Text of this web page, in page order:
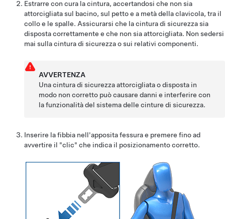
Estrarre con cura la cintura, accertandosi che non sia
attorcigliata sul bacino, sul petto e a metà della clavicola, tra il
collo e le spalle. Assicurarsi che la cintura di sicurezza sia
disposta correttamente e che non sia attorcigliata. Non sedersi
mai sulla cintura di sicurezza o sui relativi componenti.
AVVERTENZA
Una cintura di sicurezza attorcigliata o disposta in
modo non corretto può causare danni e interferire con
la funzionalità del sistema delle cinture di sicurezza.
Inserire la fibbia nell'apposita fessura e premere fino ad
avvertire il "clic" che indica il posizionamento corretto.